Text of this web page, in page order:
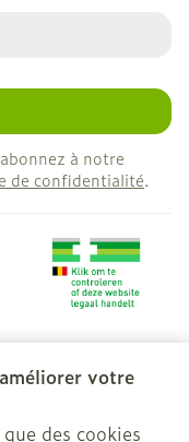
votre
des cookies
à notre
de confidentialité.